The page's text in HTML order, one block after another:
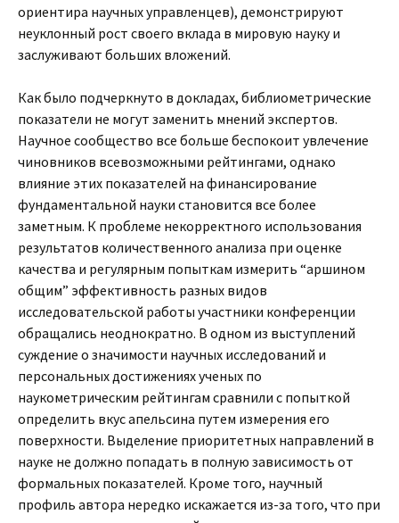
ориентира научных управленцев), демонстрируют
неуклонный рост своего вклада в мировую науку и
заслуживают больших вложений.
Как было подчеркнуто в докладах, библиометрические
показатели не могут заменить мнений экспертов.
Научное сообщество все больше беспокоит увлечение
чиновников всевозможными рейтингами, однако
влияние этих показателей на финансирование
фундаментальной науки становится все более
заметным. К проблеме некорректного использования
результатов количественного анализа при оценке
качества и регулярным попыткам измерить “аршином
общим” эффективность разных видов
исследовательской работы участники конференции
обращались неоднократно. В одном из выступлений
суждение о значимости научных исследований и
персональных достижениях ученых по
наукометрическим рейтингам сравнили с попыткой
определить вкус апельсина путем измерения его
поверхности. Выделение приоритетных направлений в
науке не должно попадать в полную зависимость от
формальных показателей. Кроме того, научный
профиль автора нередко искажается из-за того, что при